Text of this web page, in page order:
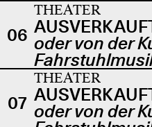
06
THEATER
oder von der
07
THEATER
oder von der